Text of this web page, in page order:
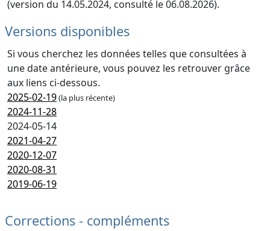
(version du 14.05.2024, consulté le 06.08.2026).
Versions disponibles
Si vous cherchez les données telles que consultées à
une date antérieure, vous pouvez les retrouver grâce
aux liens ci-dessous.
2025-02-19(la plus récente)
2024-11-28
2024-05-14
2021-04-27
2020-12-07
2020-08-31
2019-06-19
Corrections - compléments